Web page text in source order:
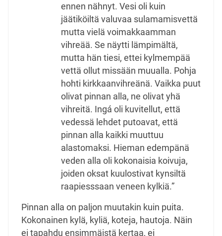
ennen nähnyt. Vesi oli kuin
jäätiköiltä valuvaa sulamamisvettä
mutta vielä voimakkaamman
vihreää. Se näytti lämpimältä,
mutta hän tiesi, ettei kylmempää
vettä ollut missään muualla. Pohja
hohti kirkkaanvihreänä. Vaikka puut
olivat pinnan alla, ne olivat yhä
vihreitä. Ingá oli kuvitellut, että
vedessä lehdet putoavat, että
pinnan alla kaikki muuttuu
alastomaksi. Hieman edempänä
veden alla oli kokonaisia koivuja,
joiden oksat kuulostivat kynsiltä
raapiesssaan veneen kylkiä.”
Pinnan alla on paljon muutakin kuin puita.
Kokonainen kylä, kyliä, koteja, hautoja. Näin
ei tapahdu ensimmäistä kertaa, ei